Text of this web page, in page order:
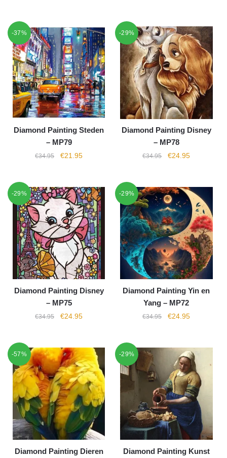
-37%
Diamond Painting Steden
– MP79
€34.95 €21.95
-29%
Diamond Painting Disney
– MP78
€34.95 €24.95
-29%
Diamond Painting Disney
– MP75
€34.95 €24.95
-29%
Diamond Painting Yin en
Yang – MP72
€34.95 €24.95
-57%
Diamond Painting Dieren
-29%
Diamond Painting Kunst